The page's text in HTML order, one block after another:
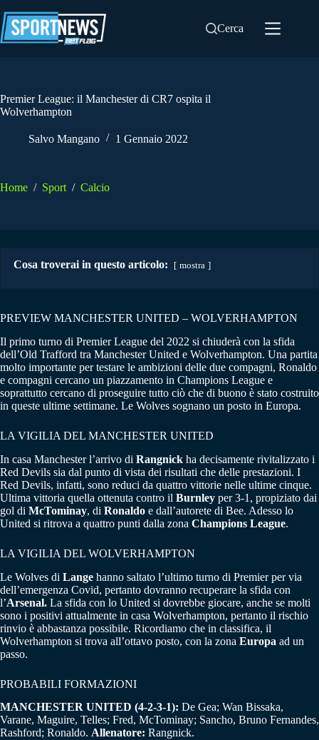
al
contenuto
Cerca
Premier League: il Manchester di CR7 ospita il
Wolverhampton
Salvo Mangano 1 Gennaio 2022
Home / Sport / Calcio
Cosa troverai in questo articolo: mostra
PREVIEW MANCHESTER UNITED – WOLVERHAMPTON
Il primo turno di Premier League del 2022 si chiuderà con la sfida
dell’Old Trafford tra Manchester United e Wolverhampton. Una partita
molto importante per testare le ambizioni delle due compagni, Ronaldo
e compagni cercano un piazzamento in Champions League e
soprattutto cercano di proseguire tutto ciò che di buono è stato costruito
in queste ultime settimane. Le Wolves sognano un posto in Europa.
LA VIGILIA DEL MANCHESTER UNITED
In casa Manchester l’arrivo di Rangnick ha decisamente rivitalizzato i
Red Devils sia dal punto di vista dei risultati che delle prestazioni. I
Red Devils, infatti, sono reduci da quattro vittorie nelle ultime cinque.
Ultima vittoria quella ottenuta contro il Burnley per 3-1, propiziato dai
gol di McTominay, di Ronaldo e dall’autorete di Bee. Adesso lo
United si ritrova a quattro punti dalla zona Champions League.
LA VIGILIA DEL WOLVERHAMPTON
Le Wolves di Lange hanno saltato l’ultimo turno di Premier per via
dell’emergenza Covid, pertanto dovranno recuperare la sfida con
l’Arsenal. La sfida con lo United si dovrebbe giocare, anche se molti
sono i positivi attualmente in casa Wolverhampton, pertanto il rischio
rinvio è abbastanza possibile. Ricordiamo che in classifica, il
Wolverhampton si trova all’ottavo posto, con la zona Europa ad un
passo.
PROBABILI FORMAZIONI
MANCHESTER UNITED (4-2-3-1): De Gea; Wan Bissaka,
Varane, Maguire, Telles; Fred, McTominay; Sancho, Bruno Fernandes,
Rashford; Ronaldo. Allenatore: Rangnick.